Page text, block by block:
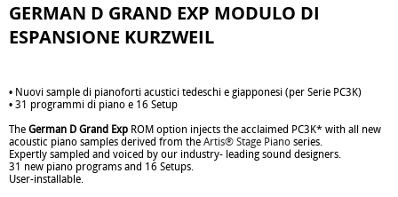
GERMAN D GRAND EXP MODULO DI
ESPANSIONE KURZWEIL
• Nuovi sample di pianoforti acustici tedeschi e giapponesi (per Serie PC3K)
• 31 programmi di piano e 16 Setup
The German D Grand Exp ROM option injects the acclaimed PC3K* with all new
acoustic piano samples derived from the Artis® Stage Piano series.
Expertly sampled and voiced by our industry- leading sound designers.
31 new piano programs and 16 Setups.
User-installable.